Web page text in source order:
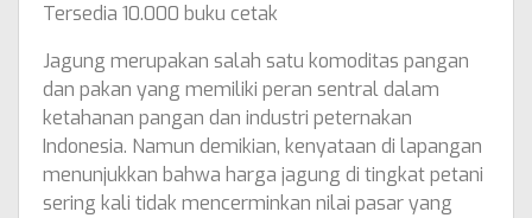
Tersedia 10.000 buku cetak
Jagung merupakan salah satu komoditas pangan
dan pakan yang memiliki peran sentral dalam
ketahanan pangan dan industri peternakan
Indonesia. Namun demikian, kenyataan di lapangan
menunjukkan bahwa harga jagung di tingkat petani
sering kali tidak mencerminkan nilai pasar yang